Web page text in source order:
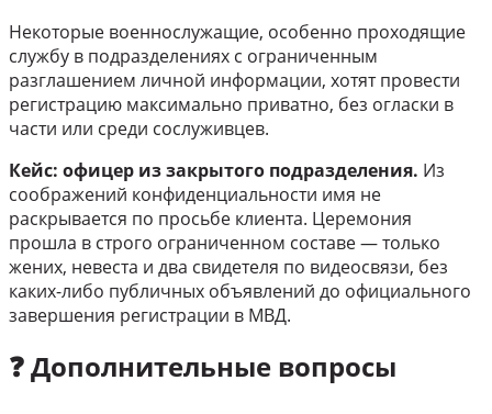
Некоторые военнослужащие, особенно проходящие
службу в подразделениях с ограниченным
разглашением личной информации, хотят провести
регистрацию максимально приватно, без огласки в
части или среди сослуживцев.
Кейс: офицер из закрытого подразделения. Из
соображений конфиденциальности имя не
раскрывается по просьбе клиента. Церемония
прошла в строго ограниченном составе — только
жених, невеста и два свидетеля по видеосвязи, без
каких-либо публичных объявлений до официального
завершения регистрации в МВД.
❓ Дополнительные вопросы